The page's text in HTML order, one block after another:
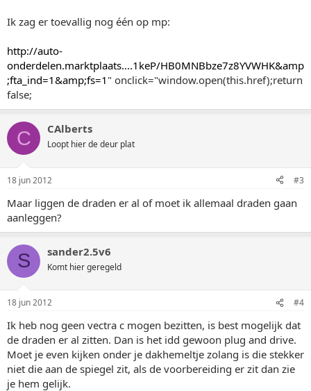
Ik zag er toevallig nog één op mp:
http://auto-
onderdelen.marktplaats....1keP/HB0MNBbze7z8YVWHK&amp
;fta_ind=1&amp;fs=1 " onclick="window.open(this.href);return
false;
C CAlberts
Loopt hier de deur plat
18 jun 2012 #3
Maar liggen de draden er al of moet ik allemaal draden gaan
aanleggen?
S sander2.5v6
Komt hier geregeld
18 jun 2012 #4
Ik heb nog geen vectra c mogen bezitten, is best mogelijk dat
de draden er al zitten. Dan is het idd gewoon plug and drive.
Moet je even kijken onder je dakhemeltje zolang is die stekker
niet die aan de spiegel zit, als de voorbereiding er zit dan zie
je hem gelijk.